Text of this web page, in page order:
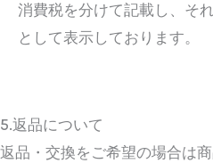
消費税を分けて記載し、そ
として表示しております。
5.返品について
返品・交換をご希望の場合は